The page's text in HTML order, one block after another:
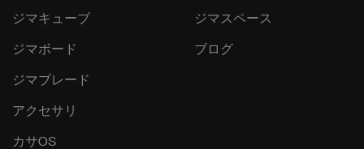
ジマキューブ
ジマボード
ジマブレード
アクセサリ
カサOS
ジマスペース
ブログ